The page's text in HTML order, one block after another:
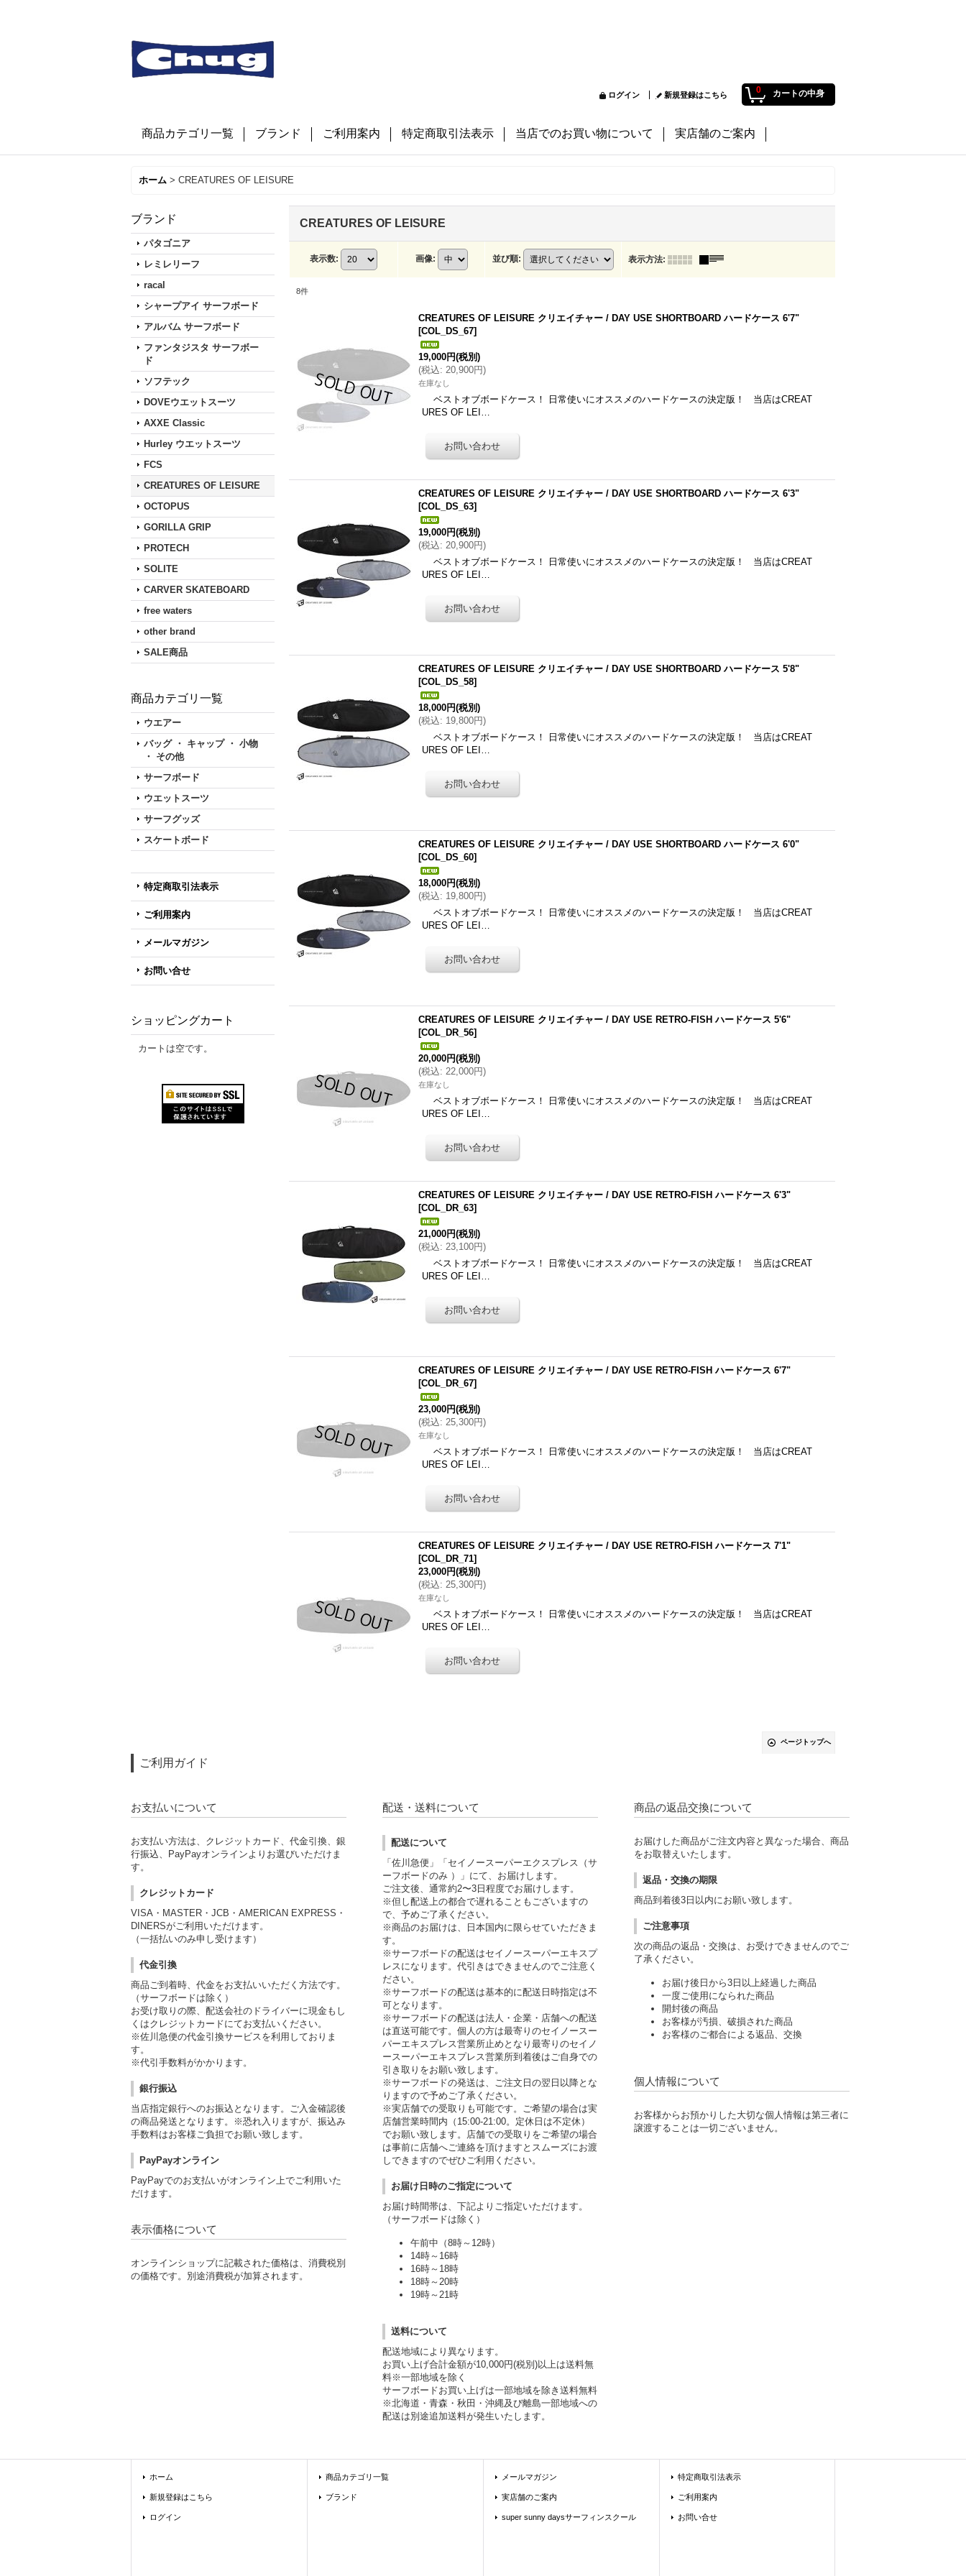
0 カートの中身
ログイン 新規登録はこちら
商品カテゴリ一覧 ブランド ご利用案内 特定商取引法表示 当店でのお買い物について 実店舗のご案内
ホーム > CREATURES OF LEISURE
ブランド
パタゴニア
レミレリーフ
racal
シャープアイ サーフボード
アルバム サーフボード
ファンタジスタ サーフボー
ド
ソフテック
DOVEウエットスーツ
AXXE Classic
Hurley ウエットスーツ
FCS
CREATURES OF LEISURE
OCTOPUS
GORILLA GRIP
PROTECH
SOLITE
CARVER SKATEBOARD
free waters
other brand
SALE商品
商品カテゴリ一覧
ウエアー
バッグ ・ キャップ ・ 小物
・ その他
サーフボード
ウエットスーツ
サーフグッズ
スケートボード
特定商取引法表示
ご利用案内
メールマガジン
お問い合せ
ショッピングカート
カートは空です。
CREATURES OF LEISURE
表示数: 画像: 並び順: 表示方法:
8件
CREATURES OF LEISURE クリエイチャー / DAY USE SHORTBOARD ハードケース 6'7"
[COL_DS_67]
19,000円(税別)
(税込: 20,900円)
在庫なし
ベストオブボードケース！ 日常使いにオススメのハードケースの決定版！ 当店はCREAT
URES OF LEI…
CREATURES OF LEISURE クリエイチャー / DAY USE SHORTBOARD ハードケース 6'3"
[COL_DS_63]
19,000円(税別)
(税込: 20,900円)
ベストオブボードケース！ 日常使いにオススメのハードケースの決定版！ 当店はCREAT
URES OF LEI…
CREATURES OF LEISURE クリエイチャー / DAY USE SHORTBOARD ハードケース 5'8"
[COL_DS_58]
18,000円(税別)
(税込: 19,800円)
ベストオブボードケース！ 日常使いにオススメのハードケースの決定版！ 当店はCREAT
URES OF LEI…
CREATURES OF LEISURE クリエイチャー / DAY USE SHORTBOARD ハードケース 6'0"
[COL_DS_60]
18,000円(税別)
(税込: 19,800円)
ベストオブボードケース！ 日常使いにオススメのハードケースの決定版！ 当店はCREAT
URES OF LEI…
CREATURES OF LEISURE クリエイチャー / DAY USE RETRO-FISH ハードケース 5'6"
[COL_DR_56]
20,000円(税別)
(税込: 22,000円)
在庫なし
ベストオブボードケース！ 日常使いにオススメのハードケースの決定版！ 当店はCREAT
URES OF LEI…
CREATURES OF LEISURE クリエイチャー / DAY USE RETRO-FISH ハードケース 6'3"
[COL_DR_63]
21,000円(税別)
(税込: 23,100円)
ベストオブボードケース！ 日常使いにオススメのハードケースの決定版！ 当店はCREAT
URES OF LEI…
CREATURES OF LEISURE クリエイチャー / DAY USE RETRO-FISH ハードケース 6'7"
[COL_DR_67]
23,000円(税別)
(税込: 25,300円)
在庫なし
ベストオブボードケース！ 日常使いにオススメのハードケースの決定版！ 当店はCREAT
URES OF LEI…
CREATURES OF LEISURE クリエイチャー / DAY USE RETRO-FISH ハードケース 7'1"
[COL_DR_71]
23,000円(税別)
(税込: 25,300円)
在庫なし
ベストオブボードケース！ 日常使いにオススメのハードケースの決定版！ 当店はCREAT
URES OF LEI…
ページトップへ
ご利用ガイド
お支払いについて
お支払い方法は、クレジットカード、代金引換、銀
行振込、PayPayオンラインよりお選びいただけま
す。
クレジットカード
VISA・MASTER・JCB・AMERICAN EXPRESS・
DINERSがご利用いただけます。
（一括払いのみ申し受けます）
代金引換
商品ご到着時、代金をお支払いいただく方法です。
（サーフボードは除く）
お受け取りの際、配送会社のドライバーに現金もし
くはクレジットカードにてお支払いください。
※佐川急便の代金引換サービスを利用しておりま
す。
※代引手数料がかかります。
銀行振込
当店指定銀行へのお振込となります。ご入金確認後
の商品発送となります。※恐れ入りますが、振込み
手数料はお客様ご負担でお願い致します。
PayPayオンライン
PayPayでのお支払いがオンライン上でご利用いた
だけます。
表示価格について
オンラインショップに記載された価格は、消費税別
の価格です。別途消費税が加算されます。
配送・送料について
配送について
「佐川急便」「セイノースーパーエクスプレス（サ
ーフボードのみ ）」にて、お届けします。
ご注文後、通常約2〜3日程度でお届けします。
※但し配送上の都合で遅れることもございますの
で、予めご了承ください。
※商品のお届けは、日本国内に限らせていただきま
す。
※サーフボードの配送はセイノースーパーエキスプ
レスになります。代引きはできませんのでご注意く
ださい。
※サーフボードの配送は基本的に配送日時指定は不
可となります。
※サーフボードの配送は法人・企業・店舗への配送
は直送可能です。個人の方は最寄りのセイノースー
パーエキスプレス営業所止めとなり最寄りのセイノ
ースーパーエキスプレス営業所到着後はご自身での
引き取りをお願い致します。
※サーフボードの発送は、ご注文日の翌日以降とな
りますので予めご了承ください。
※実店舗での受取りも可能です。ご希望の場合は実
店舗営業時間内（15:00-21:00。定休日は不定休）
でお願い致します。店舗での受取りをご希望の場合
は事前に店舗へご連絡を頂けますとスムーズにお渡
しできますのでぜひご利用ください。
お届け日時のご指定について
お届け時間帯は、下記よりご指定いただけます。
（サーフボードは除く）
午前中（8時～12時）
14時～16時
16時～18時
18時～20時
19時～21時
送料について
配送地域により異なります。
お買い上げ合計金額が10,000円(税別)以上は送料無
料※一部地域を除く
サーフボードお買い上げは一部地域を除き送料無料
※北海道・青森・秋田・沖縄及び離島一部地域への
配送は別途追加送料が発生いたします。
商品の返品交換について
お届けした商品がご注文内容と異なった場合、商品
をお取替えいたします。
返品・交換の期限
商品到着後3日以内にお願い致します。
ご注意事項
次の商品の返品・交換は、お受けできませんのでご
了承ください。
お届け後日から3日以上経過した商品
一度ご使用になられた商品
開封後の商品
お客様が汚損、破損された商品
お客様のご都合による返品、交換
個人情報について
お客様からお預かりした大切な個人情報は第三者に
譲渡することは一切ございません。
ホーム
新規登録はこちら
ログイン
商品カテゴリ一覧
ブランド
メールマガジン
実店舗のご案内
super sunny daysサーフィンスクール
特定商取引法表示
ご利用案内
お問い合せ